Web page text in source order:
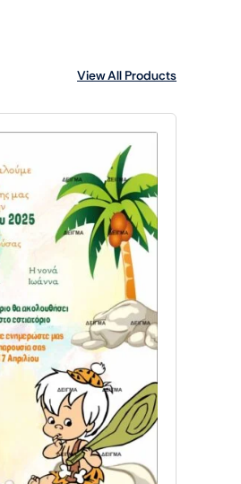
View All Products